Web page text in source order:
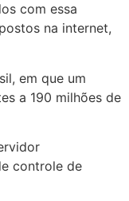
com essa
na internet,
em que um
a 190 milhões de
controle de